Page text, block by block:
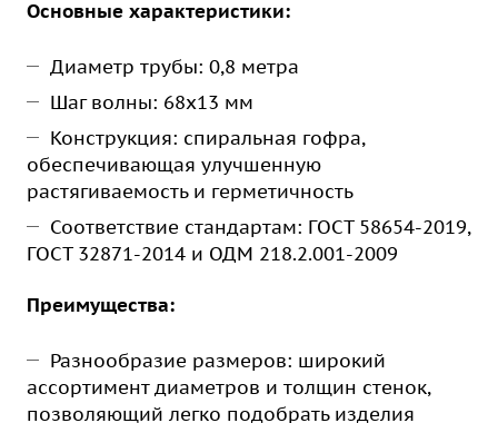
Основные характеристики:
Диаметр трубы: 0,8 метра
Шаг волны: 68х13 мм
Конструкция: спиральная гофра,
обеспечивающая улучшенную
растягиваемость и герметичность
Соответствие стандартам: ГОСТ 58654-2019,
ГОСТ 32871-2014 и ОДМ 218.2.001-2009
Преимущества:
Разнообразие размеров: широкий
ассортимент диаметров и толщин стенок,
позволяющий легко подобрать изделия